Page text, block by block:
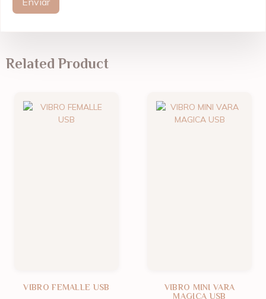
Related Product
VIBRO FEMALLE USB
VIBRO MINI VARA
MAGICA USB